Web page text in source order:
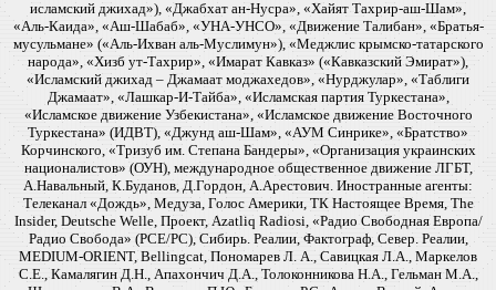
исламский джихад»), «Джабхат ан-Нусра», «Хайят Тахрир-аш-Шам»,
«Аль-Каида», «Аш-Шабаб», «УНА-УНСО», «Движение Талибан», «Братья-
мусульмане» («Аль-Ихван аль-Муслимун»), «Меджлис крымско-татарского
народа», «Хизб ут-Тахрир», «Имарат Кавказ» («Кавказский Эмират»),
«Исламский джихад – Джамаат моджахедов», «Нурджулар», «Таблиги
Джамаат», «Лашкар-И-Тайба», «Исламская партия Туркестана»,
«Исламское движение Узбекистана», «Исламское движение Восточного
Туркестана» (ИДВТ), «Джунд аш-Шам», «АУМ Синрике», «Братство»
Корчинского, «Тризуб им. Степана Бандеры», «Организация украинских
националистов» (ОУН), международное общественное движение ЛГБТ,
А.Навальный, К.Буданов, Д.Гордон, А.Арестович. Иностранные агенты:
Телеканал «Дождь», Медуза, Голос Америки, ТК Настоящее Время, The
Insider, Deutsche Welle, Проект, Azatliq Radiosi, «Радио Свободная Европа/
Радио Свобода» (PCE/PC), Сибирь. Реалии, Фактограф, Север. Реалии,
MEDIUM-ORIENT, Bellingcat, Пономарев Л. А., Савицкая Л.А., Маркелов
С.Е., Камалягин Д.Н., Апахончич Д.А., Толоконникова Н.А., Гельман М.А.,